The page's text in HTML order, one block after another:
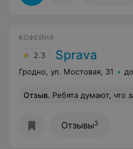
КОФЕЙНЯ
2.3 Sprava
Гродно, ул. Мостовая, 31
Отзыв. Ребята думают, что законы их не
Отзывы3